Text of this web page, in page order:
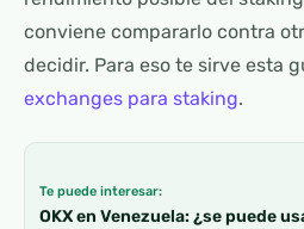
conviene compararlo contra
decidir. Para eso te sirve esta
exchanges para staking.
Te puede interesar:
OKX en Venezuela: ¿se puede